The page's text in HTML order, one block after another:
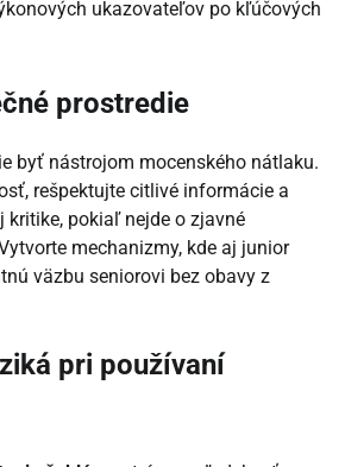
ukazovateľov po kľúčových
prostredie
byť nástrojom mocenského nátlaku.
rešpektujte citlivé informácie a
kritike, pokiaľ nejde o zjavné
mechanizmy, kde aj junior
väzbu seniorovi bez obavy z
pri používaní